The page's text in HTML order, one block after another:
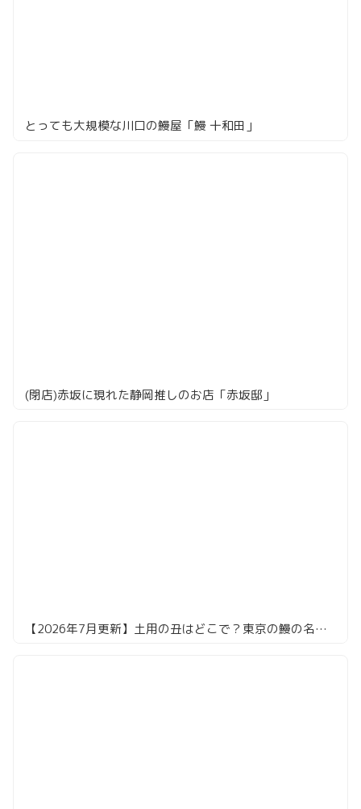
とっても大規模な川口の鰻屋「鰻 十和田」
(閉店)赤坂に現れた静岡推しのお店「赤坂邸」
【2026年7月更新】土用の丑はどこで？東京の鰻の名店16選。共水・天然・江戸前まで食べ倒してきました！